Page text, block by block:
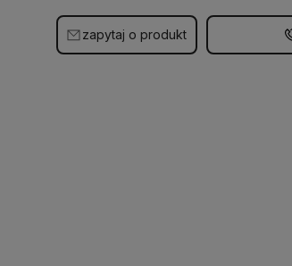
zapytaj o produkt